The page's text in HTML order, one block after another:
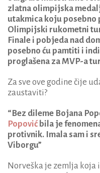
zlatna olimpijska
utakmica koju posebno
Olimpijski rukometni
Finale i pobjeda nad
posebno ću pamtiti i
proglašena za MVP-a
Za sve ove godine čije
zaustaviti?
“Bez dileme Bojana
Popović bila je
protivnik. Imala sam i
Viborgu”
Norveška je zemlja koja